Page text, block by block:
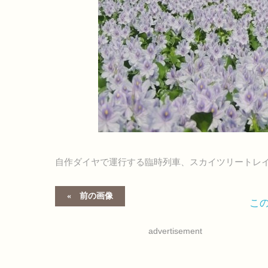
自作ダイヤで運行する臨時列車、スカイツリートレ
前の画像
こ
advertisement